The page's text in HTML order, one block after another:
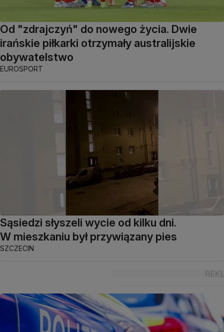
Od "zdrajczyń" do nowego życia. Dwie
irańskie piłkarki otrzymały australijskie
obywatelstwo
EUROSPORT
Sąsiedzi słyszeli wycie od kilku dni.
W mieszkaniu był przywiązany pies
SZCZECIN